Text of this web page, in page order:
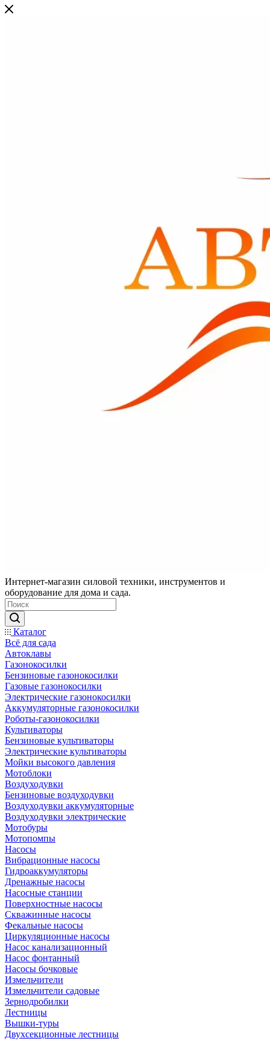
Интернет-магазин силовой техники, инструментов и
оборудование для дома и сада.
Каталог
Всё для сада
Автоклавы
Газонокосилки
Бензиновые газонокосилки
Газовые газонокосилки
Электрические газонокосилки
Аккумуляторные газонокосилки
Роботы-газонокосилки
Культиваторы
Бензиновые культиваторы
Электрические культиваторы
Мойки высокого давления
Мотоблоки
Воздуходувки
Бензиновые воздуходувки
Воздуходувки аккумуляторные
Воздуходувки электрические
Мотобуры
Мотопомпы
Насосы
Вибрационные насосы
Гидроаккумуляторы
Дренажные насосы
Насосные станции
Поверхностные насосы
Скважинные насосы
Фекальные насосы
Циркуляционные насосы
Насос канализационный
Насос фонтанный
Насосы бочковые
Измельчители
Измельчители садовые
Зернодробилки
Лестницы
Вышки-туры
Двухсекционные лестницы